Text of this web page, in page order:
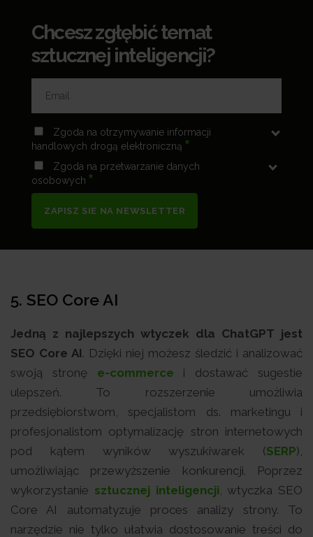
Chcesz zgłębić temat
sztucznej inteligencji?
Zgoda na otrzymywanie informacji
handlowych drogą elektroniczną *
Zgoda na przetwarzanie danych
osobowych *
ZAPISZ SIE NA NEWSLETTER
5. SEO Core AI
Jedną z najlepszych wtyczek dla ChatGPT jest
SEO Core AI. Dzięki niej możesz śledzić i analizować
swoją stronę e-commerce i dostawać sugestie
ulepszeń. To rozszerzenie umożliwia
przedsiębiorstwom, specjalistom ds. marketingu i
profesjonalistom optymalizację stron internetowych
pod kątem wyników wyszukiwarek (SERP),
umożliwiając przewyższenie konkurencji. Poprzez
wykorzystanie sztucznej inteligencji , wtyczka SEO
Core AI automatyzuje proces analizy strony. To
narzędzie nie tylko ułatwia dostosowanie treści do